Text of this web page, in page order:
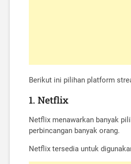
Berikut ini pilihan platform
1. Netflix
Netflix menawarkan banyak
perbincangan banyak orang.
Netflix tersedia untuk